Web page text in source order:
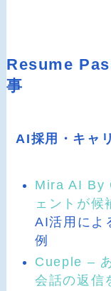
Resume
事
AI採用・キャ
Mira AI By
ェントが候
AI活用によ
例
Cueple –
会話の返信